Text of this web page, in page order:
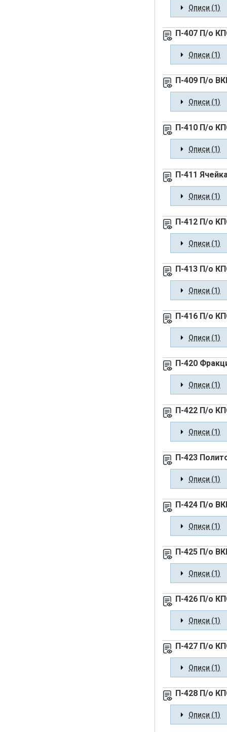
Описи (1)
П-407 П/о
Описи (1)
П-409 П/о
Описи (1)
П-410 П/о
Описи (1)
П-411
Описи (1)
П-412 П/о
Описи (1)
П-413 П/о
Описи (1)
П-416 П/о
Описи (1)
П-420
Описи (1)
П-422 П/о
Описи (1)
П-423
Описи (1)
П-424 П/о
Описи (1)
П-425 П/о
Описи (1)
П-426 П/о
Описи (1)
П-427 П/о
Описи (1)
П-428 П/о
Описи (1)